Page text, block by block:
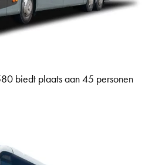
biedt plaats aan 45 personen